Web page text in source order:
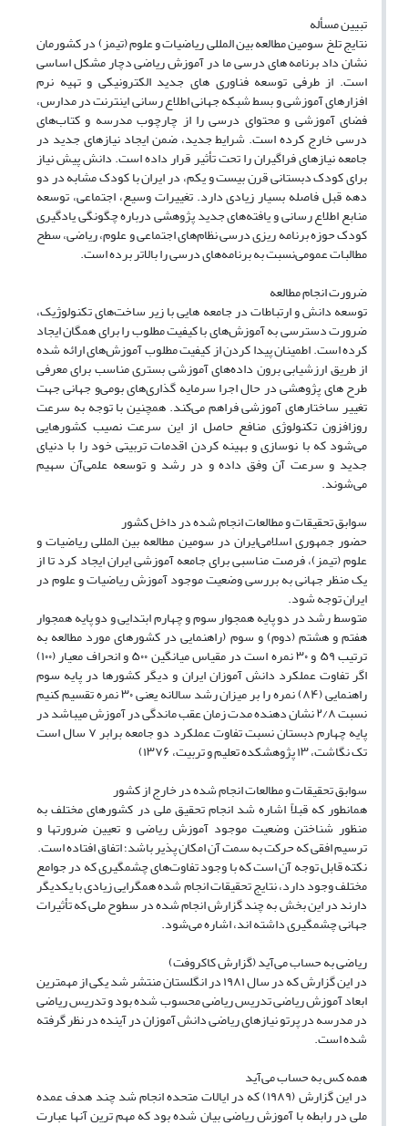
تبیین مسأله
نتایج تلخ سومین مطالعه بین المللی ریاضیات و علوم (تیمز) در کشورمان
نشان داد برنامه ‌های درسی ما در آموزش ریاضی دچار مشکل اساسی
است. از طرفی توسعه فناوری ‌های جدید الکترونیکی و تهیه نرم
افزار‌های آموزشی و بسط شبکه جهانی اطلاع رسانی اینترنت در مدارس،
فضای آموزشی و محتوای درسی را از چارچوب مدرسه و کتاب‌های
درسی خارج کرده است. شرایط جدید، ضمن ایجاد نیاز‌های جدید در
جامعه نیاز‌های فراگیران را تحت تأثیر قرار داده است. دانش پیش نیاز
برای کودک دبستانی قرن بیست و یکم، در ایران با کودک مشابه در دو
دهه قبل فاصله بسیار زیادی دارد. تغییرات وسیع، اجتماعی، توسعه
منابع اطلاع رسانی و یافته‌‌های جدید پژوهشی درباره چگونگی یادگیری
کودک حوزه برنامه ریزی درسی نظام‌‌های اجتماعی و علوم، ریاضی، سطح
مطالبات عمومی‌نسبت به برنامه‌‌های درسی را بالاتر برده است.
ضرورت انجام مطالعه
توسعه دانش و ارتباطات در جامعه ‌هایی با زیر ساخت‌های تکنولوژیک،
ضرورت دسترسی به آموزش‌های با کیفیت مطلوب را برای همگان ایجاد
کرده است. اطمینان پیدا کردن از کیفیت مطلوب آموزش‌های ارائه شده
از طریق ارزشیابی برون داده‌‌های آموزشی بستری مناسب برای معرفی
طرح ‌های پژوهشی در حال اجرا سرمایه گذاری‌های بومی‌و جهانی جهت
تغییر ساختار‌های آموزشی فراهم می‌کند. همچنین با توجه به سرعت
روزافزون تکنولوژی منافع حاصل از این سرعت نصیب کشور‌هایی
می‌شود که با نوسازی و بهینه کردن اقدمات تربیتی خود را با دنیای
جدید و سرعت آن وفق داده و در رشد و توسعه علمی‌آن سهیم
می‌شوند.
سوابق تحقیقات و مطالعات انجام شده در داخل کشور
حضور جمهوری اسلامی‌ایران در سومین مطالعه بین المللی ریاضیات و
علوم (تیمز)، فرصت مناسبی برای جامعه آموزشی ایران ایجاد کرد تا از
یک منظر جهانی به بررسی وضعیت موجود آموزش ریاضیات و علوم در
ایران توجه شود.
متوسط رشد در دو پایه همجوار سوم و چهارم ابتدایی و دو پایه همجوار
هفتم و هشتم (دوم) و سوم (راهنمایی در کشور‌های مورد مطالعه به
ترتیب ۵۹ و ۳۰ نمره است در مقیاس میانگین ۵۰۰ و انحراف معیار (۱۰۰)
اگر تفاوت عملکرد دانش آموزان ایران و دیگر کشورها در پایه سوم
راهنمایی (۸۴) نمره را بر میزان رشد سالانه یعنی ۳۰ نمره تقسیم کنیم
نسبت ۲/۸ نشان دهنده مدت زمان عقب ماندگی در آموزش میباشد در
پایه چهارم دبستان نسبت تفاوت عملکرد دو جامعه برابر ۷ سال است
تک نگاشت، ۱۳ پژوهشکده تعلیم و تربیت، ۱۳۷۶)
سوابق تحقیقات و مطالعات انجام شده در خارج از کشور
همانطور که قبلاً اشاره شد انجام تحقیق ملی در کشور‌های مختلف به
منظور شناختن وضعیت موجود آموزش ریاضی و تعیین ضرورتها و
ترسیم افقی که حرکت به سمت آن امکان پذیر باشد؛ اتفاق افتاده است.
نکته قابل توجه آن است که با وجود تفاوت‌های چشمگیری که در جوامع
مختلف وجود دارد، نتایج تحقیقات انجام شده همگرایی زیادی با یکدیگر
دارند در این بخش به چند گزارش انجام شده در سطوح ملی که تأثیرات
جهانی چشمگیری داشته اند، اشاره می‌شود.
ریاضی به حساب می‌آید (گزارش کاکروفت)
در این گزارش که در سال ۱۹۸۱ در انگلستان منتشر شد یکی از مهمترین
ابعاد آموزش ریاضی تدریس ریاضی محسوب شده بود و تدریس ریاضی
در مدرسه در پرتو نیاز‌های ریاضی دانش آموزان در آینده در نظر گرفته
شده است.
همه کس به حساب می‌آید
در این گزارش (۱۹۸۹) که در ایالات متحده انجام شد چند هدف عمده
ملی در رابطه با آموزش ریاضی بیان شده بود که مهم ترین آنها عبارت